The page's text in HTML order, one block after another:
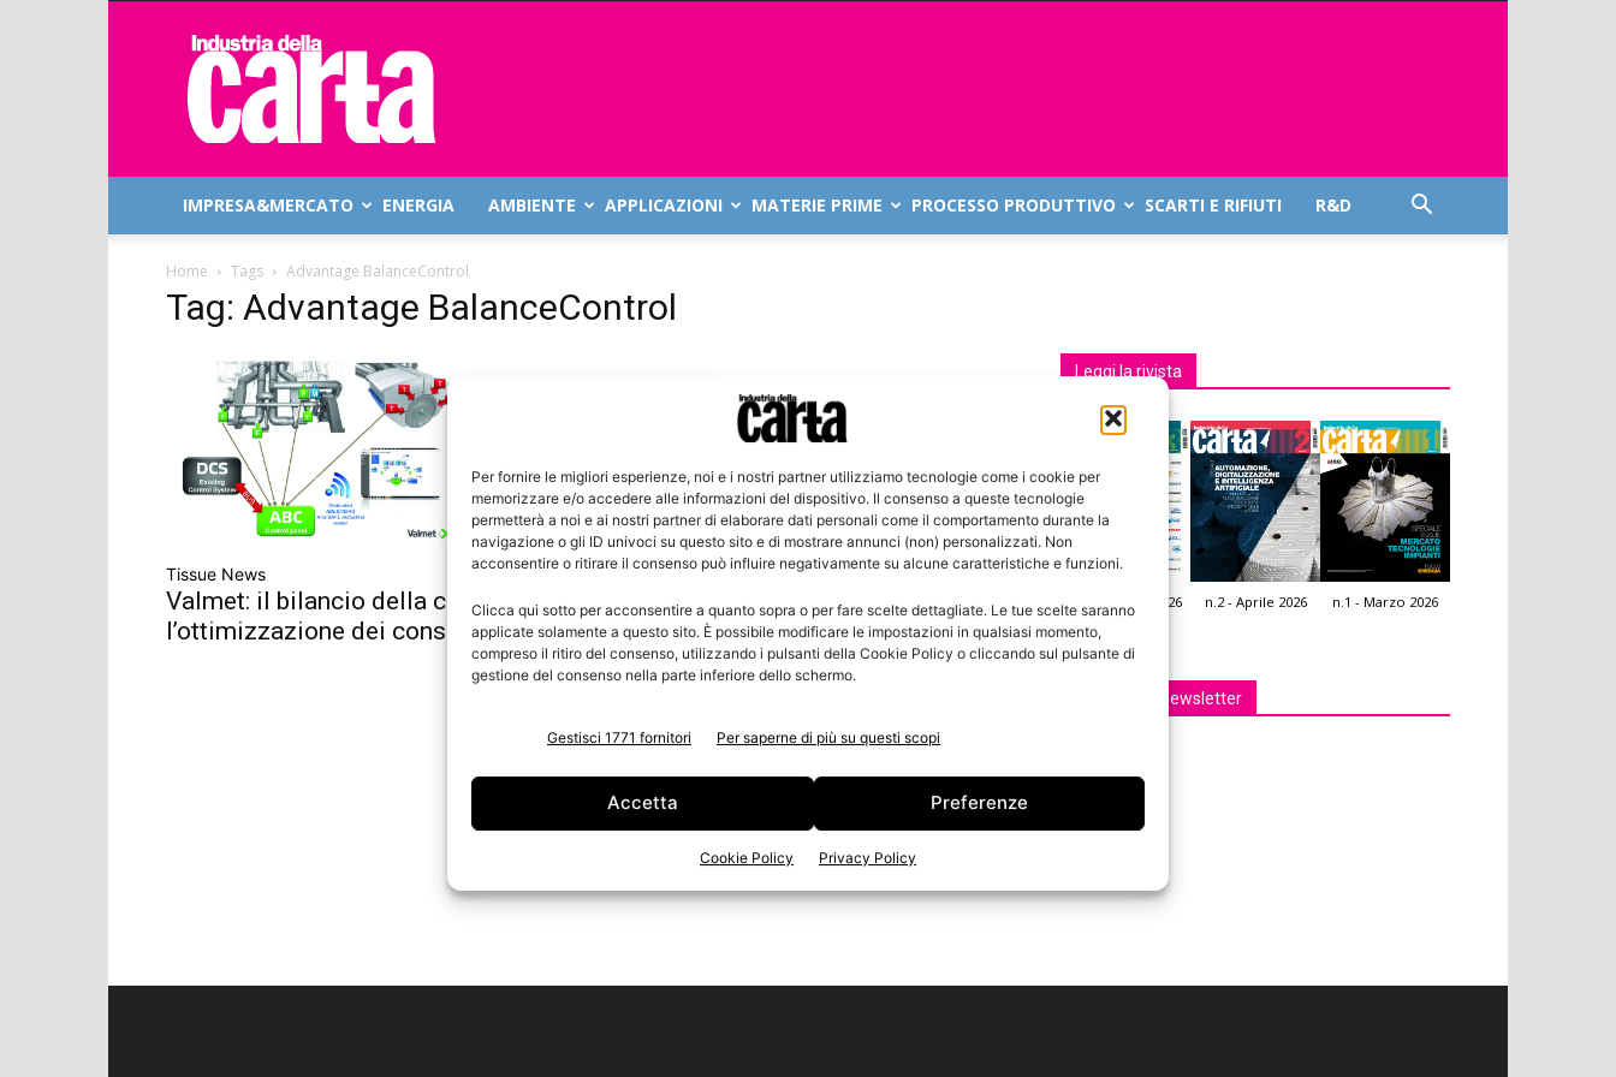
Per fornire le migliori esperienze, noi e i nostri partner utilizziamo tecnologie come i cookie per
memorizzare e/o accedere alle informazioni del dispositivo. Il consenso a queste tecnologie
permetterà a noi e ai nostri partner di elaborare dati personali come il comportamento durante la
navigazione o gli ID univoci su questo sito e di mostrare annunci (non) personalizzati. Non
acconsentire o ritirare il consenso può influire negativamente su alcune caratteristiche e funzioni.
Clicca qui sotto per acconsentire a quanto sopra o per fare scelte dettagliate. Le tue scelte saranno
applicate solamente a questo sito. È possibile modificare le impostazioni in qualsiasi momento,
compreso il ritiro del consenso, utilizzando i pulsanti della Cookie Policy o cliccando sul pulsante di
gestione del consenso nella parte inferiore dello schermo.
Gestisci 1771 fornitori Per saperne di più su questi scopi
Accetta Preferenze
Cookie Policy Privacy Policy
Industria
della
Carta
IMPRESA&MERCATO ENERGIA AMBIENTE APPLICAZIONI MATERIE PRIME PROCESSO PRODUTTIVO SCARTI E RIFIUTI R&D
Home Tags Advantage BalanceControl
Tag: Advantage BalanceControl
Tissue News
Valmet: il bilancio della cappa e
l’ottimizzazione dei consumi
Leggi la rivista
n.3 - Giugno 2026 n.2 - Aprile 2026 n.1 - Marzo 2026
Edicola Web
Iscriviti alla newsletter